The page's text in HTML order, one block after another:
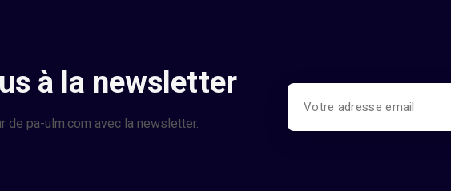
à la newsletter
de pa-ulm.com avec la newsletter.